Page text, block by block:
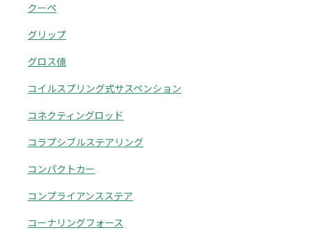
クーペ
グリップ
グロス値
コイルスプリング式サスペンション
コネクティングロッド
コラプシブルステアリング
コンパクトカー
コンプライアンスステア
コーナリングフォース